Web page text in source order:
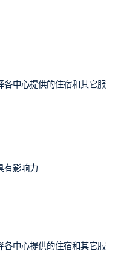
中心提供的住宿和其它服
有影响力
中心提供的住宿和其它服